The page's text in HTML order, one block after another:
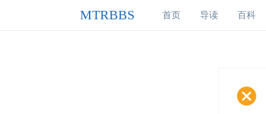
MTRBBS 首页 导读 百科